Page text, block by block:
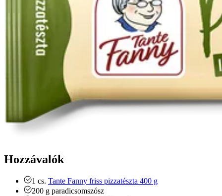
Hozzávalók
1 cs. Tante Fanny friss pizzatészta 400 g
200 g paradicsomszósz